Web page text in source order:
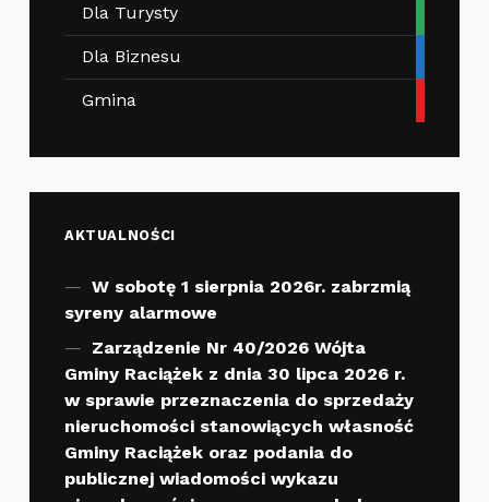
Dla Turysty
Dla Biznesu
Gmina
AKTUALNOŚCI
W sobotę 1 sierpnia 2026r. zabrzmią
syreny alarmowe
Zarządzenie Nr 40/2026 Wójta
Gminy Raciążek z dnia 30 lipca 2026 r.
w sprawie przeznaczenia do sprzedaży
nieruchomości stanowiących własność
Gminy Raciążek oraz podania do
publicznej wiadomości wykazu